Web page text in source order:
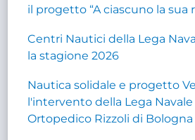
il progetto “A ciascuno la sua
Centri Nautici della Lega
la stagione 2026
Nautica solidale e progetto
l'intervento della Lega
Ortopedico Rizzoli di Bologna